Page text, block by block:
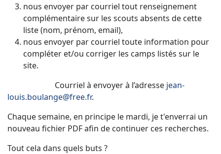
nous envoyer par courriel tout renseignement
complémentaire sur les scouts absents de cette
liste (nom, prénom, email),
nous envoyer par courriel toute information pour
compléter et/ou corriger les camps listés sur le
site.
Courriel à envoyer à l’adresse jean-
louis.boulange@free.fr.
Chaque semaine, en principe le mardi, je t'enverrai un
nouveau fichier PDF afin de continuer ces recherches.
Tout cela dans quels buts ?